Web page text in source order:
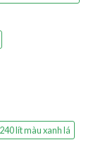
lít màu xanh lá